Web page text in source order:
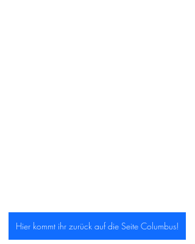
Hier kommt ihr zurück auf die Seite Columbus!